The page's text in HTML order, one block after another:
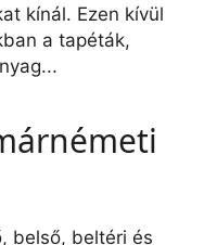
kínál. Ezen kívül
a tapéták,
belső, beltéri és